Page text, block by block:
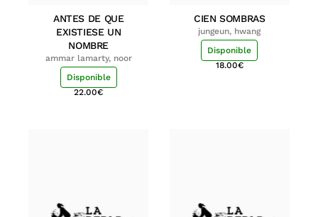
ANTES DE QUE
EXISTIESE UN
NOMBRE
ammar lamarty, noor
Disponible
22.00€
CIEN SOMBRAS
jungeun, hwang
Disponible
18.00€